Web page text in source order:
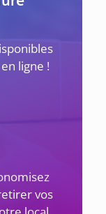
1 avril 2026
ligne !
vos